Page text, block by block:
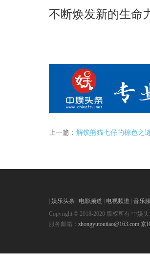
不断焕发新的生命
上一篇： 解锁熊猫七仔的棕色之
| 娱乐头条 | 电影频道 | 电视频道 | 音乐
Copyright © 2018-2020 版权所有 中娱
服务邮箱： zhongyutoutiao@163.com 京